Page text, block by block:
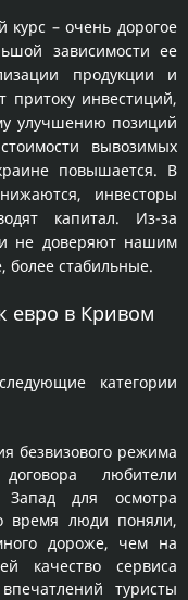
– очень дорогое
зависимости ее
продукции и
притоку инвестиций,
улучшению позиций
вывозимых
повышается. В
инвесторы
капитал. Из-за
не доверяют нашим
более стабильные.
евро в Кривом
категории
безвизового режима
любители
Запад для осмотра
время люди поняли,
дороже, чем на
качество сервиса
туристы